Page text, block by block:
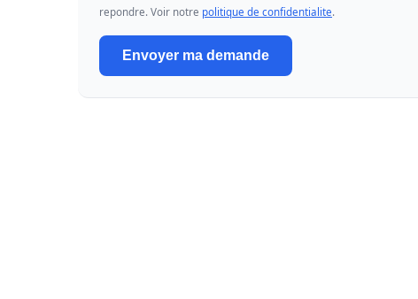
repondre. Voir notre politique de confidentialite.
Envoyer ma demande